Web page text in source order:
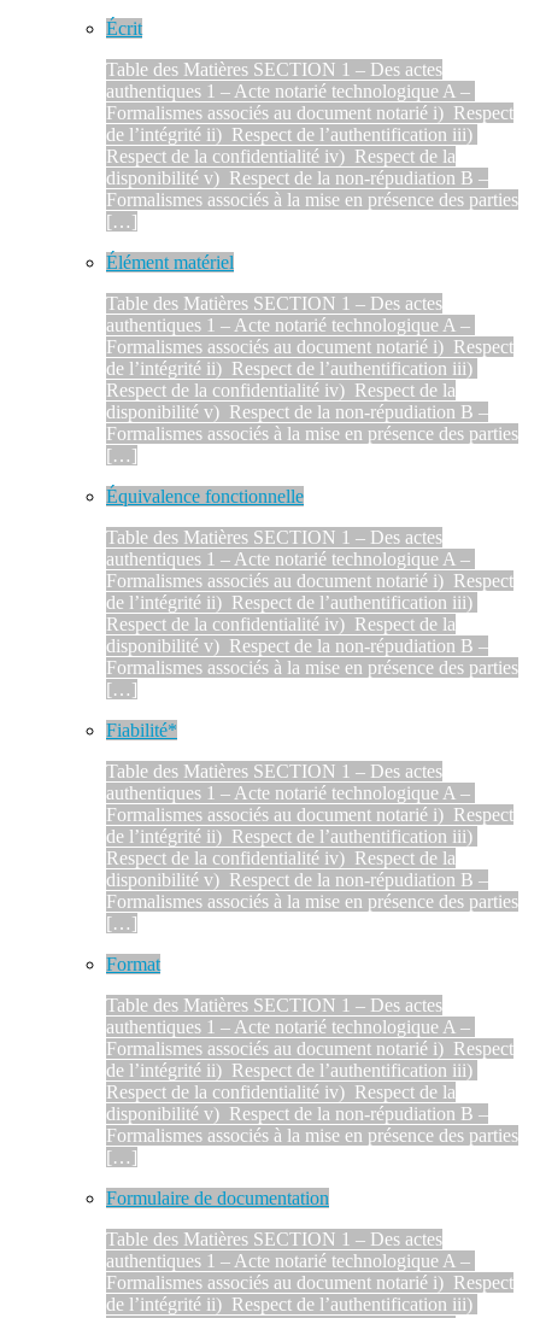
Écrit
Table des Matières SECTION 1 – Des actes
authentiques 1 – Acte notarié technologique A –
Formalismes associés au document notarié i) Respect
de l’intégrité ii) Respect de l’authentification iii)
Respect de la confidentialité iv) Respect de la
disponibilité v) Respect de la non-répudiation B –
Formalismes associés à la mise en présence des parties
[…]
Élément matériel
Table des Matières SECTION 1 – Des actes
authentiques 1 – Acte notarié technologique A –
Formalismes associés au document notarié i) Respect
de l’intégrité ii) Respect de l’authentification iii)
Respect de la confidentialité iv) Respect de la
disponibilité v) Respect de la non-répudiation B –
Formalismes associés à la mise en présence des parties
[…]
Équivalence fonctionnelle
Table des Matières SECTION 1 – Des actes
authentiques 1 – Acte notarié technologique A –
Formalismes associés au document notarié i) Respect
de l’intégrité ii) Respect de l’authentification iii)
Respect de la confidentialité iv) Respect de la
disponibilité v) Respect de la non-répudiation B –
Formalismes associés à la mise en présence des parties
[…]
Fiabilité*
Table des Matières SECTION 1 – Des actes
authentiques 1 – Acte notarié technologique A –
Formalismes associés au document notarié i) Respect
de l’intégrité ii) Respect de l’authentification iii)
Respect de la confidentialité iv) Respect de la
disponibilité v) Respect de la non-répudiation B –
Formalismes associés à la mise en présence des parties
[…]
Format
Table des Matières SECTION 1 – Des actes
authentiques 1 – Acte notarié technologique A –
Formalismes associés au document notarié i) Respect
de l’intégrité ii) Respect de l’authentification iii)
Respect de la confidentialité iv) Respect de la
disponibilité v) Respect de la non-répudiation B –
Formalismes associés à la mise en présence des parties
[…]
Formulaire de documentation
Table des Matières SECTION 1 – Des actes
authentiques 1 – Acte notarié technologique A –
Formalismes associés au document notarié i) Respect
de l’intégrité ii) Respect de l’authentification iii)